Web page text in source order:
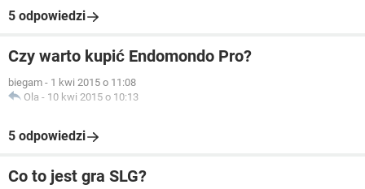
5 odpowiedzi
Czy warto kupić Endomondo Pro?
biegam - 1 kwi 2015 o 11:08
Ola - 10 kwi 2015 o 10:13
5 odpowiedzi
Co to jest gra SLG?